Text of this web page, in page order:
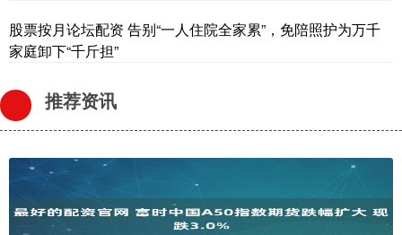
股票按月论坛配资 告别“一人住院全家累”，免陪照护为万千
家庭卸下“千斤担”
推荐资讯